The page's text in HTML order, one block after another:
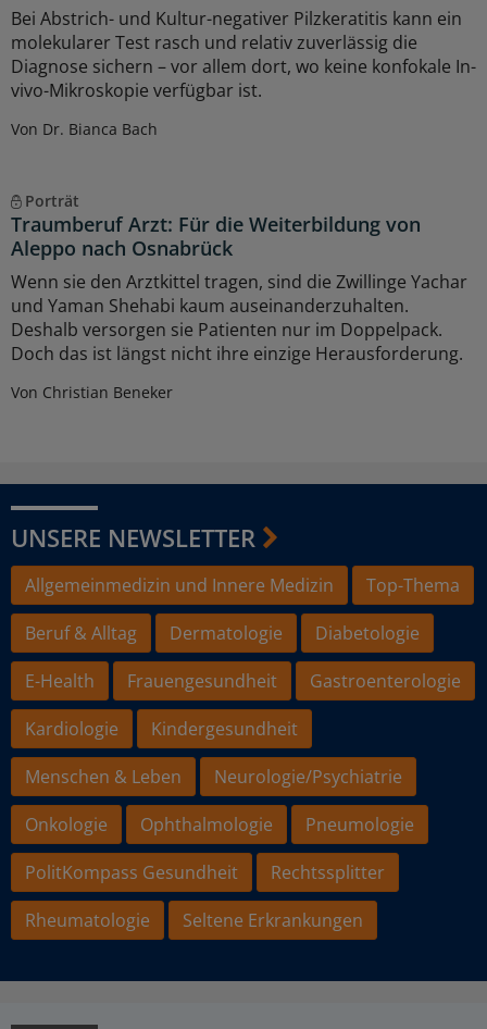
Bei Abstrich- und Kultur-negativer Pilzkeratitis kann ein
molekularer Test rasch und relativ zuverlässig die
Diagnose sichern – vor allem dort, wo keine konfokale In-
vivo-Mikroskopie verfügbar ist.
Von Dr. Bianca Bach
Porträt
Traumberuf Arzt: Für die Weiterbildung von
Aleppo nach Osnabrück
Wenn sie den Arztkittel tragen, sind die Zwillinge Yachar
und Yaman Shehabi kaum auseinanderzuhalten.
Deshalb versorgen sie Patienten nur im Doppelpack.
Doch das ist längst nicht ihre einzige Herausforderung.
Von Christian Beneker
UNSERE NEWSLETTER
Allgemeinmedizin und Innere Medizin
Top-Thema
Beruf & Alltag
Dermatologie
Diabetologie
E-Health
Frauengesundheit
Gastroenterologie
Kardiologie
Kindergesundheit
Menschen & Leben
Neurologie/Psychiatrie
Onkologie
Ophthalmologie
Pneumologie
PolitKompass Gesundheit
Rechtssplitter
Rheumatologie
Seltene Erkrankungen